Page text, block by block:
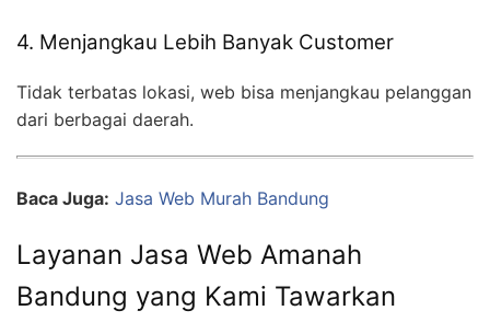
4. Menjangkau Lebih Banyak Customer
Tidak terbatas lokasi, web bisa menjangkau pelanggan
dari berbagai daerah.
Baca Juga: Jasa Web Murah Bandung
Layanan Jasa Web Amanah
Bandung yang Kami Tawarkan